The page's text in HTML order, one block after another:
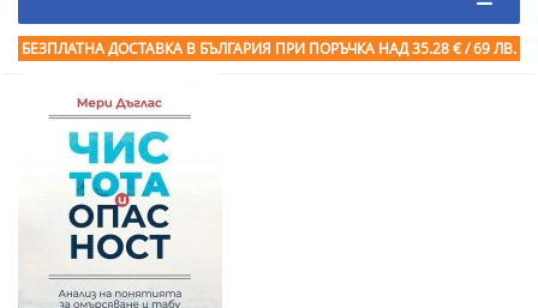
БЕЗПЛАТНА ДОСТАВКА В БЪЛГАРИЯ ПРИ ПОРЪЧКА НАД 35.28 € / 69 ЛВ.